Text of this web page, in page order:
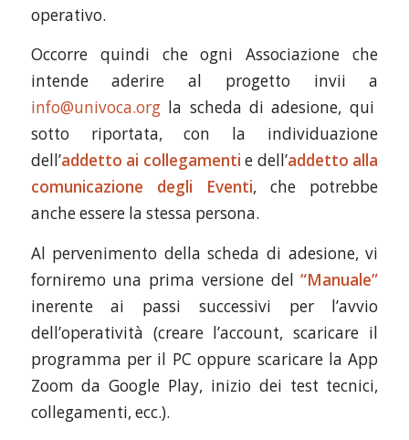
operativo.
Occorre quindi che ogni Associazione che
intende aderire al progetto invii a
info@univoca.orgla scheda di adesione, qui
sotto riportata, con la individuazione
dell’addetto ai collegamenti e dell’addetto alla
comunicazione degli Eventi, che potrebbe
anche essere la stessa persona.
Al pervenimento della scheda di adesione, vi
forniremo una prima versione del“Manuale”
inerente ai passi successivi per l’avvio
dell’operatività (creare l’account, scaricare il
programma per il PC oppure scaricare la App
Zoom da Google Play, inizio dei test tecnici,
collegamenti, ecc.).